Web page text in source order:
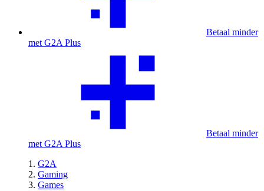
Betaal minder
met G2A Plus
Betaal minder
met G2A Plus
G2A
Gaming
Games